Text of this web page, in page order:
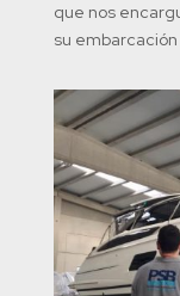
que nos
su